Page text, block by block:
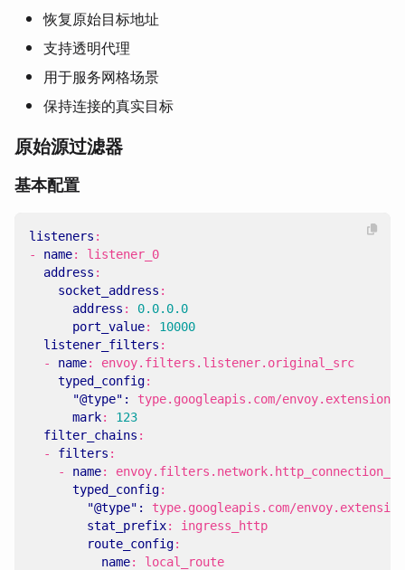
恢复原始目标地址
支持透明代理
用于服务网格场景
保持连接的真实目标
原始源过滤器
基本配置
listeners :
- name:
listener_0
address :
socket_address :
address :
0.0.0.0
port_value:
10000
listener_filters :
- name:
envoy.filters.listener.original_src
typed_config:
"@type": type.googleapis.com/
mark:
123
filter_chains :
- filters :
- name:
typed_config:
"@type": type.googleapis.com/
stat_prefix:
ingress_http
route_config:
name:
local_route